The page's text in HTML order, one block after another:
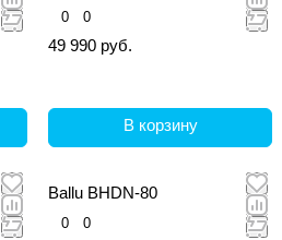
0 0
49 990 руб.
В корзину
Ballu BHDN-80
0 0